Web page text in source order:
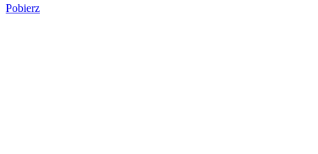
Pobierz